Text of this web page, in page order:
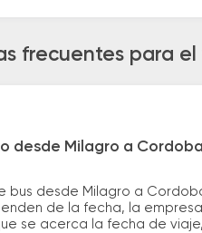
frecuentes para
desde Milagro a
bus desde Milagro a
de la fecha, la
se acerca la fecha de